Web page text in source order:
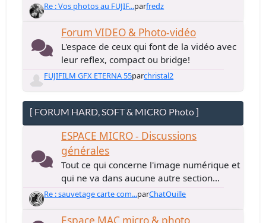
Re : Vos photos au FUJIF...parfredz
Forum VIDEO & Photo-vidéo
L'espace de ceux qui font de la vidéo avec
leur reflex, compact ou bridge!
FUJIFILM GFX ETERNA 55parchristal2
[ FORUM HARD, SOFT & MICRO Photo ]
ESPACE MICRO - Discussions
générales
Tout ce qui concerne l'image numérique et
qui ne va dans aucune autre section...
Re : sauvetage carte com...parChatOuille